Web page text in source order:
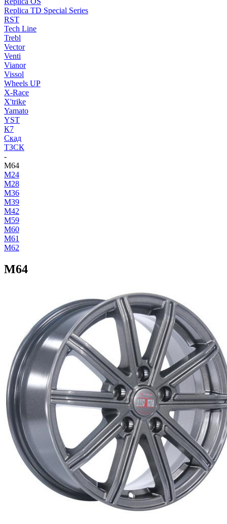
Replica TD Special Series
RST
Tech Line
Trebl
Vector
Venti
Vianor
Vissol
Wheels UP
X-Race
X'trike
Yamato
YST
К7
Скад
ТЗСК
-
M64
M24
M28
M36
M39
M42
M59
M60
M61
M62
M64